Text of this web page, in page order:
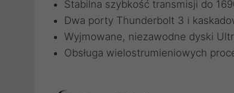
Stabilna szybkość transmisji do
Dwa porty Thunderbolt 3 i
Wyjmowane, niezawodne dyski
Obsługa wielostrumieniowych